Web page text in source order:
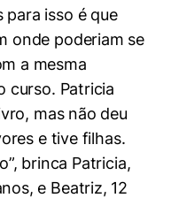
para isso é que
onde poderiam se
a mesma
curso. Patricia
mas não deu
e tive filhas.
brinca Patricia,
e Beatriz, 12